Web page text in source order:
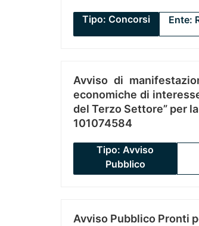
Tipo: Concorsi Ente:
Avviso di
economiche di
del Terzo Settore” per
101074584
Tipo: Avviso
Pubblico
Avviso Pubblico Pronti